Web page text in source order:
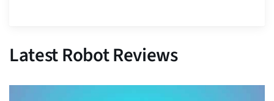
Latest Robot Reviews